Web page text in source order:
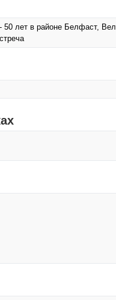
50 лет в районе Белфаст,